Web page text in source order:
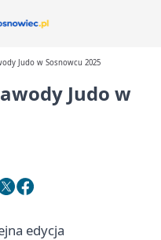
Judo w Sosnowcu 2025
Judo w
edycja